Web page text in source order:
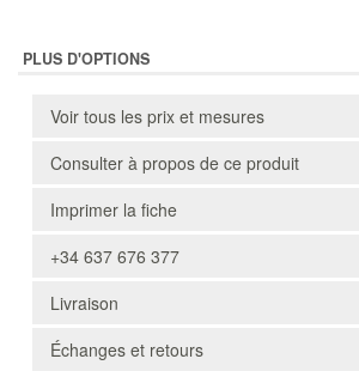
PLUS D'OPTIONS
Voir tous les prix et mesures
Consulter à propos de ce produit
Imprimer la fiche
+34 637 676 377
Livraison
Échanges et retours